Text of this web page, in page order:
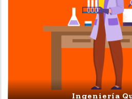
Ingeniería